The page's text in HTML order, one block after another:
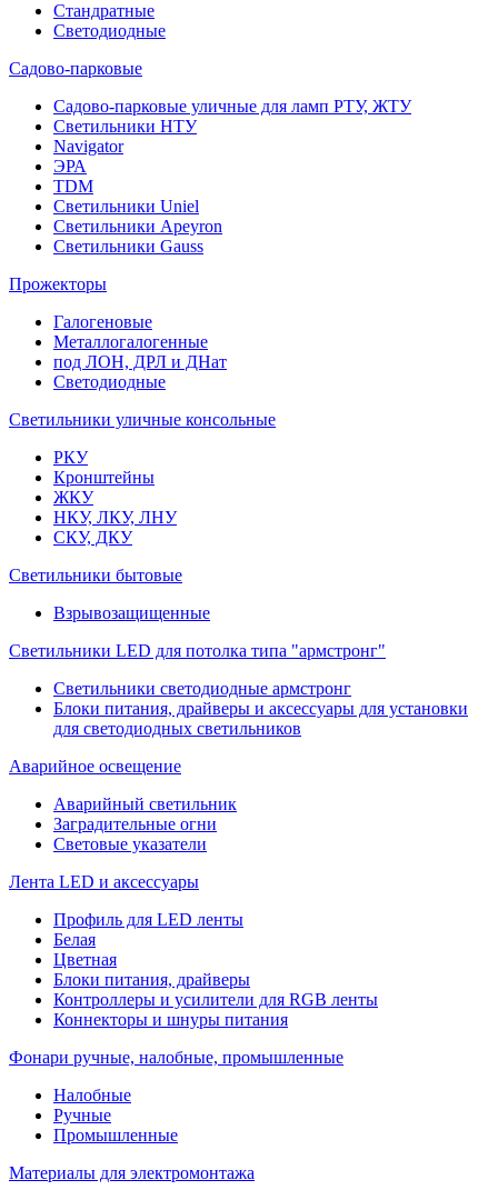
Стандратные
Светодиодные
Садово-парковые
Садово-парковые уличные для ламп РТУ, ЖТУ
Светильники НТУ
Navigator
ЭРА
TDM
Светильники Uniel
Светильники Apeyron
Светильники Gauss
Прожекторы
Галогеновые
Металлогалогенные
под ЛОН, ДРЛ и ДНат
Светодиодные
Светильники уличные консольные
РКУ
Кронштейны
ЖКУ
НКУ, ЛКУ, ЛНУ
СКУ, ДКУ
Светильники бытовые
Взрывозащищенные
Светильники LED для потолка типа "армстронг"
Светильники светодиодные армстронг
Блоки питания, драйверы и аксессуары для установки
для светодиодных светильников
Аварийное освещение
Аварийный светильник
Заградительные огни
Световые указатели
Лента LED и аксессуары
Профиль для LED ленты
Белая
Цветная
Блоки питания, драйверы
Контроллеры и усилители для RGB ленты
Коннекторы и шнуры питания
Фонари ручные, налобные, промышленные
Налобные
Ручные
Промышленные
Материалы для электромонтажа